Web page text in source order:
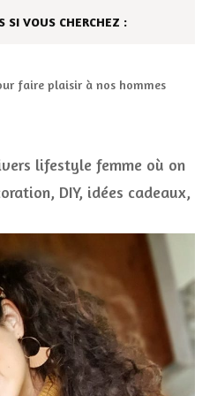
SI VOUS CHERCHEZ :
faire plaisir à nos hommes
lifestyle femme où on
DIY, idées cadeaux,